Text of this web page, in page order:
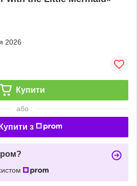
2026
Купити
або
Купити з